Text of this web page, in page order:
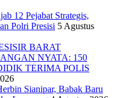
12 Pejabat Strategis,
Polri Presisi 5 Agustus
BARAT
NYATA: 150
TERIMA POLIS
Sianipar, Babak Baru